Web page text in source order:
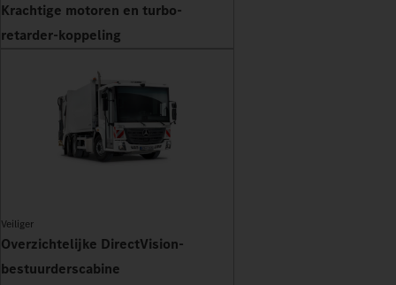
Krachtige motoren en turbo-
retarder-koppeling
Veiliger
Overzichtelijke DirectVision-
bestuurderscabine